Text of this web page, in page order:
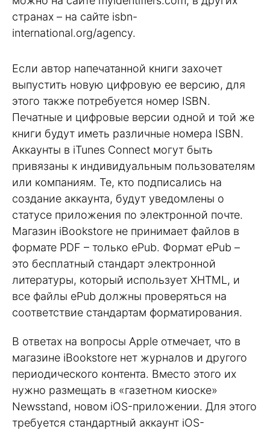
странах – на сайте isbn-
international.org/agency.
Если автор напечатанной книги захочет
выпустить новую цифровую ее версию, для
этого также потребуется номер ISBN.
Печатные и цифровые версии одной и той же
книги будут иметь различные номера ISBN.
Аккаунты в iTunes Connect могут быть
привязаны к индивидуальным пользователям
или компаниям. Те, кто подписались на
создание аккаунта, будут уведомлены о
статусе приложения по электронной почте.
Магазин iBookstore не принимает файлов в
формате PDF – только ePub. Формат ePub –
это бесплатный стандарт электронной
литературы, который использует XHTML, и
все файлы ePub должны проверяться на
соответствие стандартам форматирования.
В ответах на вопросы Apple отмечает, что в
магазине iBookstore нет журналов и другого
периодического контента. Вместо этого их
нужно размещать в «газетном киоске»
Newsstand, новом iOS-приложении. Для этого
требуется стандартный аккаунт iOS-